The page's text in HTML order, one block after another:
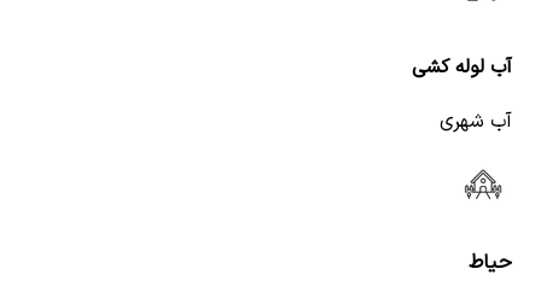
آب لوله کشی
آب شهری
حیاط